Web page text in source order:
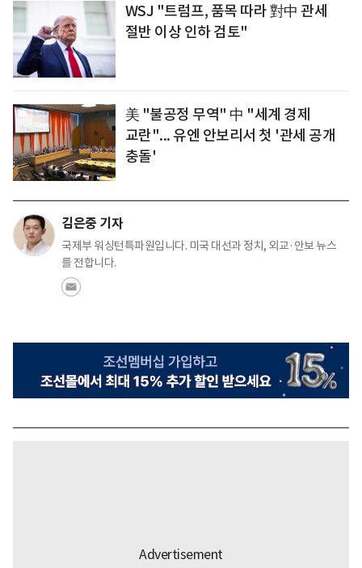
WSJ "트럼프, 품목 따라 對中 관세
절반 이상 인하 검토"
美 "불공정 무역" 中 "세계 경제
교란"... 유엔 안보리서 첫 '관세 공개
충돌'
김은중 기자
국제부 워싱턴특파원입니다. 미국 대선과 정치, 외교·안보 뉴스
를 전합니다.